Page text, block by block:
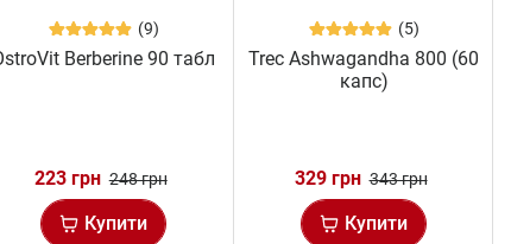
(9)
Berberine 90 табл
223 грн 248 грн
Купити
(5)
Trec Ashwagandha 800 (60
капс)
329 грн 343 грн
Купити